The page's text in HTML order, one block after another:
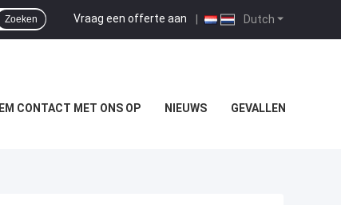
Dutch
Vraag een offerte aan |
Zoeken
CONTACT MET ONS OP NIEUWS GEVALLEN